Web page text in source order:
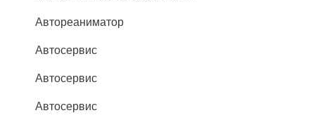
Автореаниматор
Автосервис
Автосервис
Автосервис